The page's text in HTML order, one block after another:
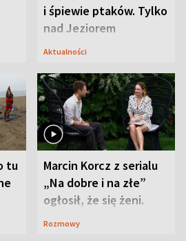
i śpiewie ptaków. Tylko
nad Jeziorem
Tarnobrzeskim
Aktualności
tu
Marcin Korcz z serialu
„Na dobre i na złe”
ogłosił, że się żeni.
Zdradził, co zmienił
Rozmowy